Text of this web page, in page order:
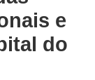
e
do